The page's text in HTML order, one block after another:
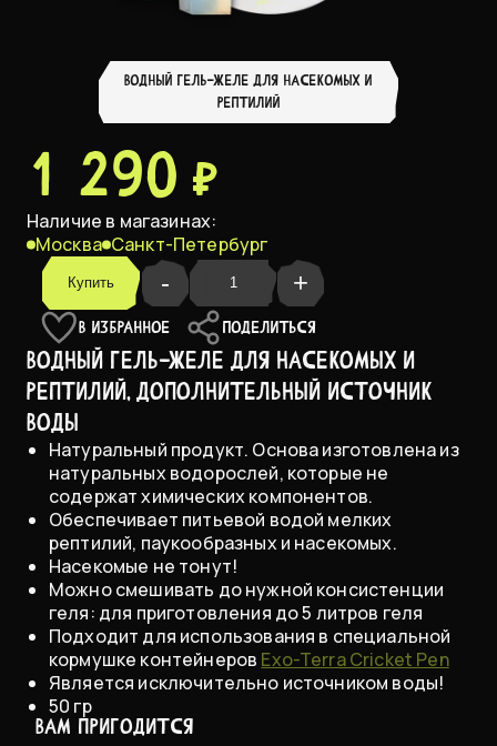
1 290 ₽
Наличие в магазинах:
Москва Санкт-Петербург
Купить - +
В ИЗБРАННОЕ ПОДЕЛИТЬСЯ
ВОДНЫЙ ГЕЛЬ-ЖЕЛЕ ДЛЯ НАСЕКОМЫХ И
РЕПТИЛИЙ
Водный гель-желе для насекомых и
рептилий, дополнительный источник
воды
Натуральный продукт. Основа изготовлена из
натуральных водорослей, которые не
содержат химических компонентов.
Обеспечивает питьевой водой мелких
рептилий, паукообразных и насекомых.
Насекомые не тонут!
Можно смешивать до нужной консистенции
геля: для приготовления до 5 литров геля
Подходит для использования в специальной
кормушке контейнеров Exo-Terra Cricket Pen
Является исключительно источником воды!
50 гр
ВАМ ПРИГОДИТСЯ